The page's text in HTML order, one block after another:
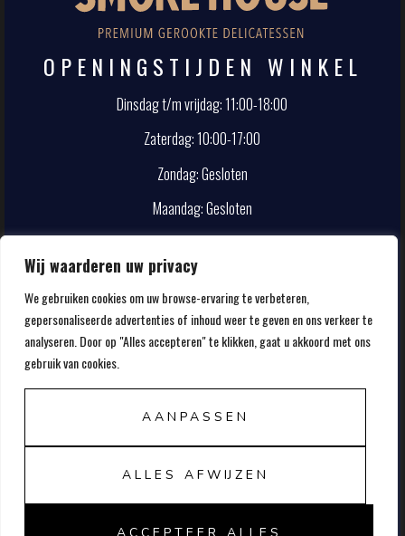
Wij waarderen uw privacy
We gebruiken cookies om uw browse-ervaring te verbeteren,
gepersonaliseerde advertenties of inhoud weer te geven en ons verkeer te
analyseren. Door op "Alles accepteren" te klikken, gaat u akkoord met ons
gebruik van cookies.
AANPASSEN
ALLES AFWIJZEN
OPENINGSTIJDEN WINKEL
Dinsdag t/m vrijdag: 11:00-18:00
Zaterdag: 10:00-17:00
Zondag: Gesloten
Maandag: Gesloten
CONTACT
info@smokehouse.nl
020-5857107
ALGEMENE VOORWAARDEN